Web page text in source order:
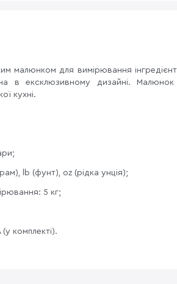
малюнком для вимірювання
в ексклюзивному дизайні.
кухні.
lb (фунт), oz (рідка унція);
5 кг;
комплекті).